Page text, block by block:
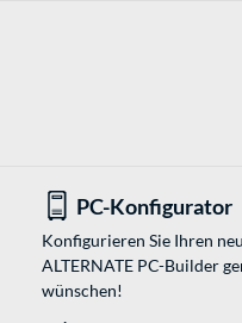
PC-Konfigurator
Konfigurieren Sie Ihren
ALTERNATE PC-Builder
wünschen!